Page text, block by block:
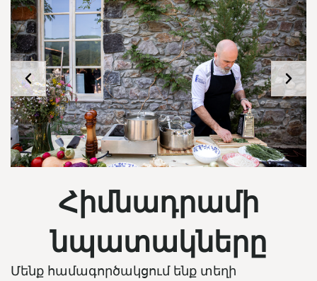
Հիմնադրամի
նպատակները
Մենք համագործակցում ենք տեղի